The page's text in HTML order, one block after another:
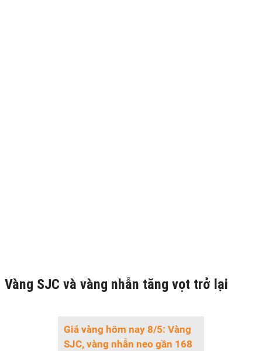
Vàng SJC và vàng nhẫn tăng vọt trở lại
Giá vàng hôm nay 8/5: Vàng
SJC, vàng nhẫn neo gần 168